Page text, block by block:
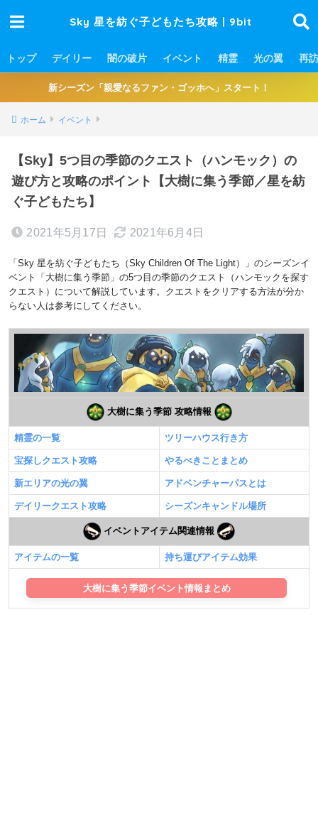
Sky 星を紡ぐ子どもたち攻略 | 9bit
トップ デイリー 闇の破片 イベント 精霊 光の翼 再訪
新シーズン「親愛なるファン・ゴッホへ」スタート！
ホーム イベント
【Sky】5つ目の季節のクエスト（ハンモック）の
遊び方と攻略のポイント【大樹に集う季節／星を紡
ぐ子どもたち】
2021年5月17日 2021年6月4日
「Sky 星を紡ぐ子どもたち（Sky Children Of The Light）」のシーズンイ
ベント「大樹に集う季節」の5つ目の季節のクエスト（ハンモックを探す
クエスト）について解説しています。クエストをクリアする方法が分か
らない人は参考にしてください。
大樹に集う季節 攻略情報
精霊の一覧 ツリーハウス行き方
宝探しクエスト攻略 やるべきことまとめ
新エリアの光の翼 アドベンチャーパスとは
デイリークエスト攻略 シーズンキャンドル場所
イベントアイテム関連情報
アイテムの一覧 持ち運びアイテム効果
大樹に集う季節イベント情報まとめ